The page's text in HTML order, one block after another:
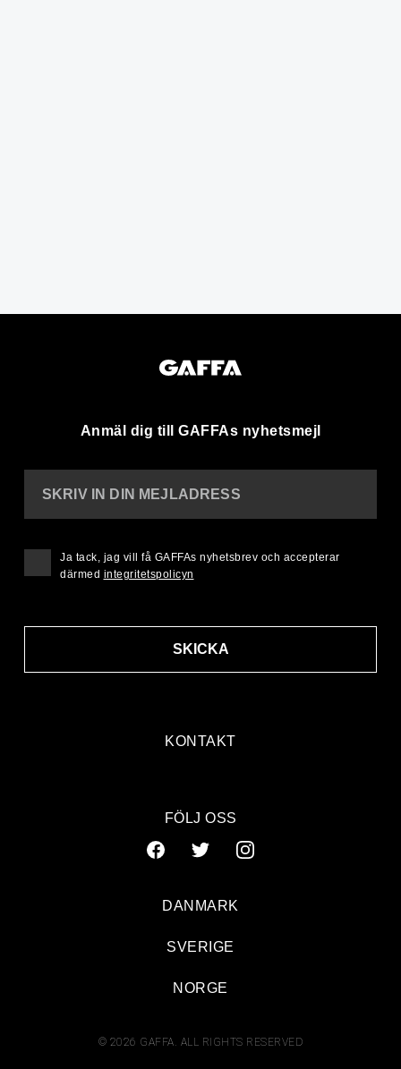
Anmäl dig till GAFFAs nyhetsmejl
KONTAKT
SKRIV IN DIN MEJLADRESS
SKICKA
Ja tack, jag vill få GAFFAs nyhetsbrev och accepterar
därmed integritetspolicyn
FÖLJ OSS
© 2026 GAFFA. ALL RIGHTS RESERVED
DANMARK
SVERIGE
NORGE